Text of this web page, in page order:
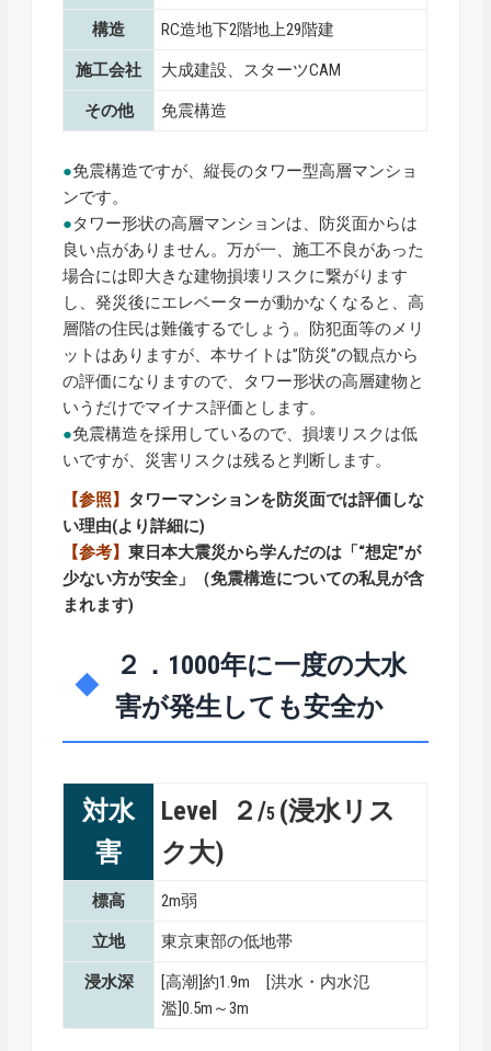
構造 RC造地下2階地上29階建
施工会社 大成建設、スターツCAM
その他 免震構造
●免震構造ですが、縦長のタワー型高層マンショ
ンです。
●タワー形状の高層マンションは、防災面からは
良い点がありません。万が一、施工不良があった
場合には即大きな建物損壊リスクに繋がります
し、発災後にエレベーターが動かなくなると、高
層階の住民は難儀するでしょう。防犯面等のメリ
ットはありますが、本サイトは”防災”の観点から
の評価になりますので、タワー形状の高層建物と
いうだけでマイナス評価とします。
●免震構造を採用しているので、損壊リスクは低
いですが、災害リスクは残ると判断します。
【参照】 タワーマンションを防災面では評価しな
い理由(より詳細に)
【参考】東日本大震災から学んだのは「“想定”が
少ない方が安全」（免震構造についての私見が含
まれます)
２．1000年に一度の大水
害が発生しても安全か
対水
害
Level ２/5 (浸水リス
ク大)
標高 2m弱
立地 東京東部の低地帯
浸水深
[高潮]約1.9m [洪水・内水氾
濫]0.5m～3m